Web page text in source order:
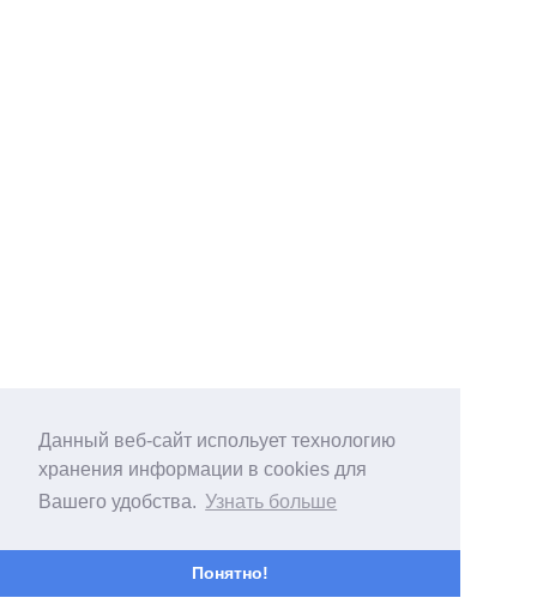
Данный веб-сайт испольует технологию
хранения информации в cookies для
Вашего удобства. Узнать больше
Понятно!